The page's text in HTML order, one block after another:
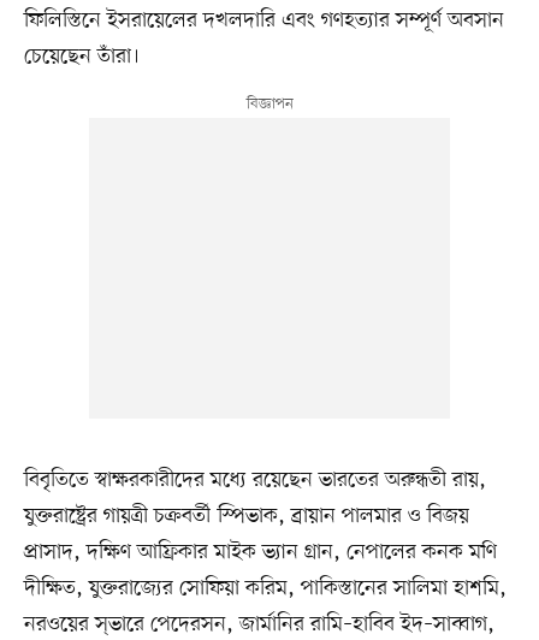
ফিলিস্তিনে ইসরায়েলের দখলদারি এবং গণহত্যার সম্পূর্ণ অবসান
চেয়েছেন তাঁরা।
বিবৃতিতে স্বাক্ষরকারীদের মধ্যে রয়েছেন ভারতের অরুন্ধতী রায়,
যুক্তরাষ্ট্রের গায়ত্রী চক্রবর্তী স্পিভাক, ব্রায়ান পালমার ও বিজয়
প্রাসাদ, দক্ষিণ আফ্রিকার মাইক ভ্যান গ্রান, নেপালের কনক মণি
দীক্ষিত, যুক্তরাজ্যের সোফিয়া করিম, পাকিস্তানের সালিমা হাশমি,
নরওয়ের স্ভারে পেদেরসন, জার্মানির রামি–হাবিব ইদ–সাব্বাগ,